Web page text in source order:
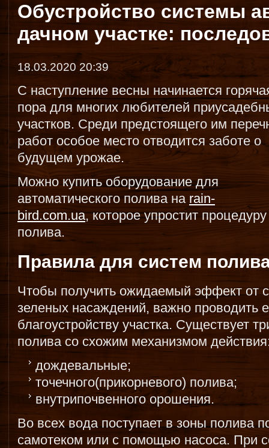
Обустройство системы
дачном участке:
18.03.2020 20:39
С наступление весны начинается
пора для многих любителей
участков. Среди предстоящего им
работ особое место отводится заботе о
будущем урожае.
Можно купить оборудование для
автоматического полива на rain-
bird.com.ua, которое упростит процедуру
полива.
Правила для систем
Чтобы получить ожидаемый эффект от
зеленых насаждений, важно проводить
благоустройству участка. Существует
полива со схожим механизмом
дождевальные;
точечного(прикорневого) полива;
внутрипочвенного орошения.
Во всех вода поступает в зоны полива
самотеком или с помощью насоса. При